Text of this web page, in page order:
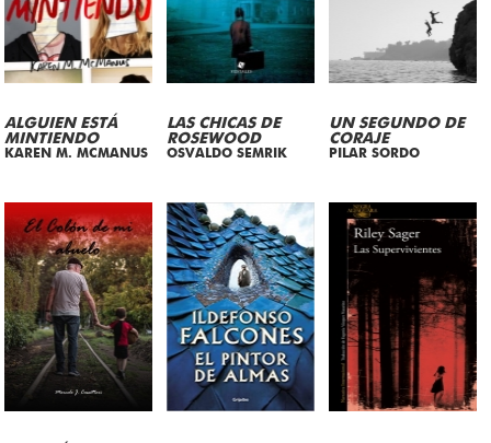
ALGUIEN ESTÁ
MINTIENDO
KAREN M. MCMANUS
LAS CHICAS DE
ROSEWOOD
OSVALDO SEMRIK
UN SEGUNDO DE
CORAJE
PILAR SORDO